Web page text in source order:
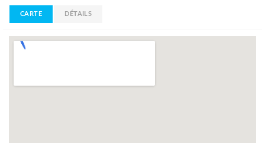
CARTE DÉTAILS